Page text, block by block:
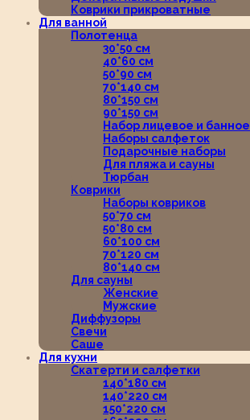
Коврики прикроватные
Для ванной
Полотенца
30*50 см
40*60 см
50*90 см
70*140 см
80*150 см
90*150 см
Набор лицевое и банное
Наборы салфеток
Подарочные наборы
Для пляжа и сауны
Тюрбан
Коврики
Наборы ковриков
50*70 см
50*80 см
60*100 см
70*120 см
80*140 см
Для сауны
Женские
Мужские
Диффузоры
Свечи
Саше
Для кухни
Скатерти и салфетки
140*180 см
140*220 см
150*220 см